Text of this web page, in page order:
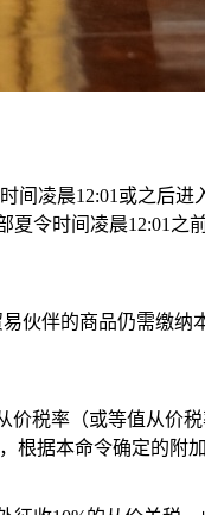
凌晨12:01或之后进
令时间凌晨12:01之
伙伴的商品仍需缴纳
税率（或等值从价
根据本命令确定的附